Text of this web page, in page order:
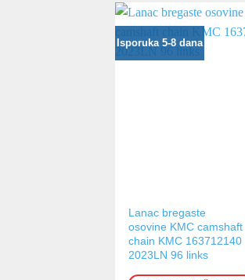
Isporuka 5-8 dana
Lanac bregaste
osovine KMC camshaft
chain KMC 163712140
2023LN 96 links